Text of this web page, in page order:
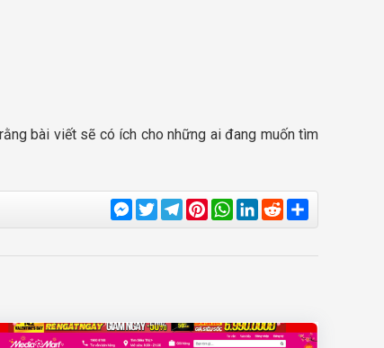
bài viết sẽ có ích cho những ai đang muốn tìm
Messenger
TwitterTelegram
Pinterest
WhatsApp
LinkedIn
Reddit